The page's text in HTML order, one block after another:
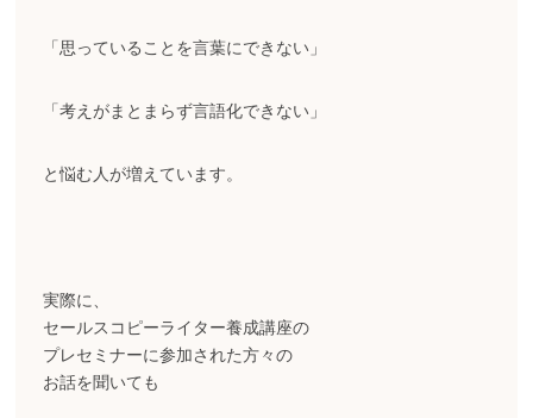
「思っていることを言葉にできない」
「考えがまとまらず言語化できない」
と悩む人が増えています。
実際に、
セールスコピーライター養成講座の
プレセミナーに参加された方々の
お話を聞いても